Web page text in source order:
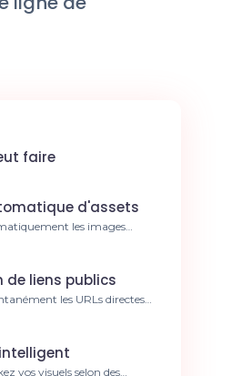
faire
d'assets
les images
de 5h/semaine.
de liens publics
les URLs directes
de 30%.
vos visuels selon des